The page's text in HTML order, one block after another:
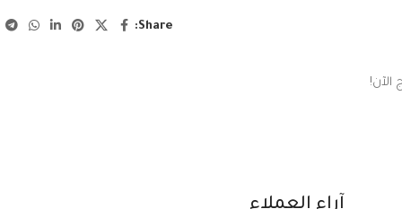
Share:
الآن!
آراء العملاء